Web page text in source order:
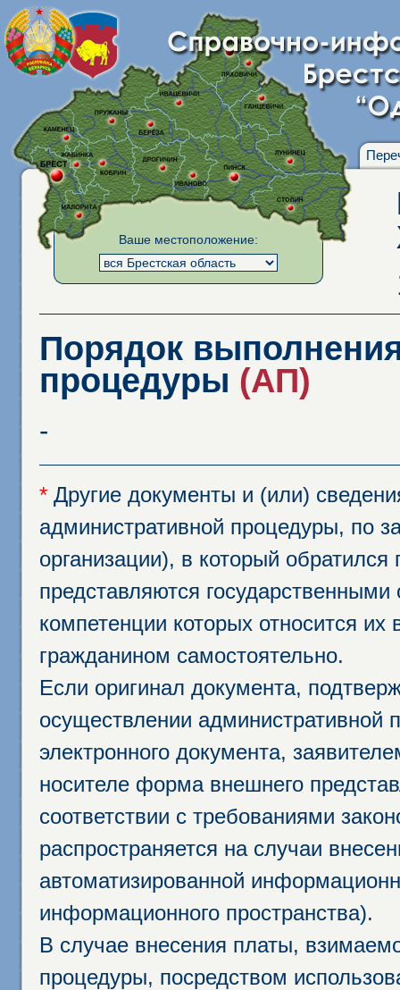
Ваше местоположение:
Порядок
процедуры (АП)
-
* Другие документы и (или)
административной процедуры, по
организации), в который
представляются
компетенции которых относится
гражданином самостоятельно.
Если оригинал документа,
осуществлении административной
электронного документа,
носителе форма внешнего
соответствии с требованиями
распространяется на случаи
автоматизированной
информационного пространства).
В случае внесения платы,
процедуры, посредством